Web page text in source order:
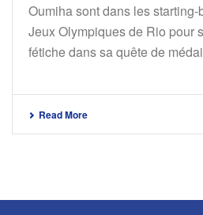
Oumiha sont dans les
Jeux Olympiques de Rio pour
fétiche dans sa quête de
Read More